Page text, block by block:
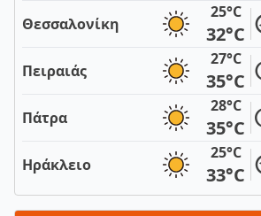
Θεσσαλονίκη
25°C
32°C
Πειραιάς
27°C
35°C
Πάτρα
28°C
35°C
Ηράκλειο
25°C
33°C